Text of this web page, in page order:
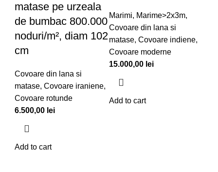
matase pe urzeala
de bumbac 800.000
noduri/m², diam 102
cm
Covoare din lana si
matase, Covoare iraniene,
Covoare rotunde
6.500,00 lei
Add to cart
Marimi, Marime>2x3m,
Covoare din lana si
matase, Covoare indiene,
Covoare moderne
15.000,00 lei
Add to cart